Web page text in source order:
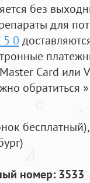
без
для
5 0
Card или
обратиться
бесплатный),
номер: 3533